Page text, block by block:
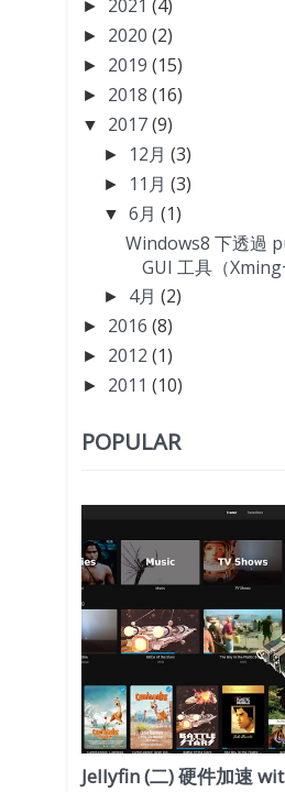
► 2021 (4)
► 2020 (2)
► 2019 (15)
► 2018 (16)
▼ 2017(9)
► 12月 (3)
► 11月 (3)
▼ 6月 (1)
Windows8 下透過
GUI 工具（
► 4月 (2)
► 2016 (8)
► 2012 (1)
► 2011 (10)
POPULAR
Jellyfin (二) 硬件加速